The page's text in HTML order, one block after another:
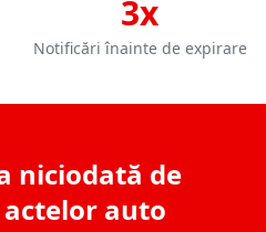
3x
Notificări înainte de expirare
niciodată de
auto